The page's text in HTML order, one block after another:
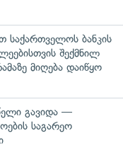
საქართველოს ბანკის
შექმნილ
მიღება დაიწყო
გავიდა —
საგარეო